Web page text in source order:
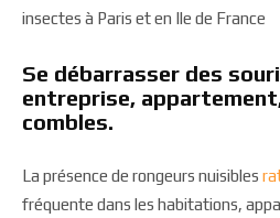
insectes à Paris et en Ile de France
Se débarrasser des
entreprise,
combles.
La présence de rongeurs nuisibles
fréquente dans les habitations,